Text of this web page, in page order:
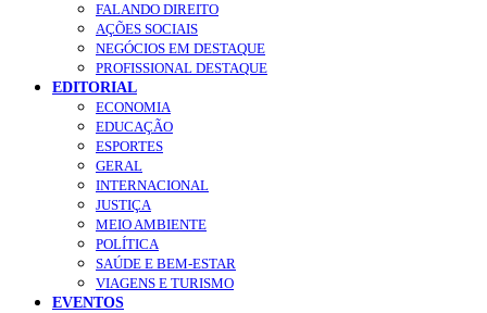
FALANDO DIREITO
AÇÕES SOCIAIS
NEGÓCIOS EM DESTAQUE
PROFISSIONAL DESTAQUE
EDITORIAL
ECONOMIA
EDUCAÇÃO
ESPORTES
GERAL
INTERNACIONAL
JUSTIÇA
MEIO AMBIENTE
POLÍTICA
SAÚDE E BEM-ESTAR
VIAGENS E TURISMO
EVENTOS